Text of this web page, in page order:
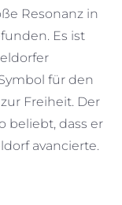
Resonanz in
Es ist
für den
Freiheit. Der
beliebt, dass er
avancierte.